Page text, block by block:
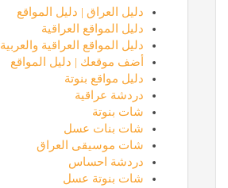
دليل العراق | دليل المواقع
دليل المواقع العراقية
دليل المواقع العراقية والعربية
أضف موقعك | دليل المواقع
دليل مواقع بنوتة
دردشة عراقية
شات بنوتة
شات بنات عسل
شات موسيقى العراق
دردشة احساس
شات بنوتة عسل